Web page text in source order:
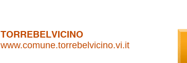
TORREBELVICINO
www.comune.torrebelvicino.vi.it